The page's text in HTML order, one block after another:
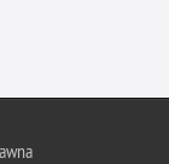
człowieka